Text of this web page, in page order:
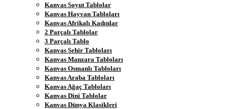
Kanvas Soyut Tablolar
Kanvas Hayvan Tabloları
Kanvas Afrikalı Kadınlar
2 Parçalı Tablolar
3 Parçalı Tablo
Kanvas Şehir Tabloları
Kanvas Manzara Tabloları
Kanvas Osmanlı Tabloları
Kanvas Araba Tabloları
Kanvas Ağaç Tabloları
Kanvas Dini Tablolar
Kanvas Dünya Klasikleri